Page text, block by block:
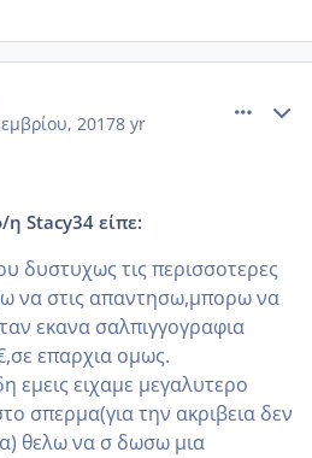
20178 yr
η Stacy34 είπε:
δυστυχως τις περισσοτερες
να στις απαντησω,μπορω να
εκανα σαλπιγγογραφια
επαρχια ομως.
εμεις ειχαμε μεγαλυτερο
σπερμα(για την ακριβεια δεν
θελω να σ δωσω μια